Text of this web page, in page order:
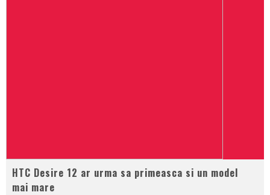
HTC Desire 12 ar urma sa primeasca si un model
mai mare